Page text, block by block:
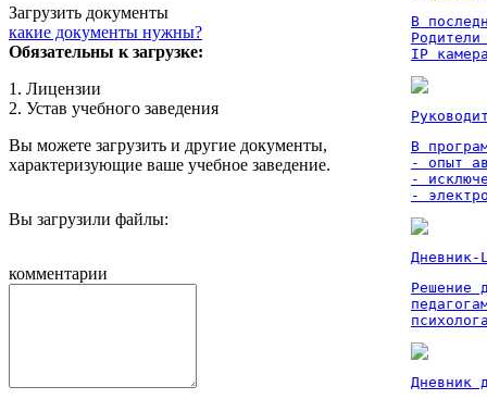
Загрузить документы
какие документы нужны?
Обязательны к загрузке:
1. Лицензии
2. Устав учебного заведения
Вы можете загрузить и другие документы,
характеризующие ваше учебное заведение.
Вы загрузили файлы:
комментарии
В
IP
В
- опыт
-
-
Дневник-
Решение
Дневник